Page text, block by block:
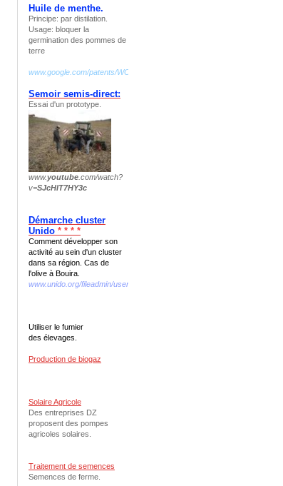
Huile de menthe.
Principe: par distilation.
Usage: bloquer la
germination des pommes de
terre
www.google.com/patents/WO2009068803A2?cl=fr
Semoir semis-direct:
Essai d'un prototype.
www.youtube .com/watch?
v=SJcHIT7HY3c
Démarche cluster
Unido * * * *
Comment développer son
activité au sein d'un cluster
dans sa région. Cas de
l'olive à Bouira.
www.unido.org/fileadmin/user...we.../interno_web_DEF.pdf
Utiliser le fumier
des élevages.
Production de biogaz
Solaire Agricole
Des entreprises DZ
proposent des pompes
agricoles solaires.
Traitement de semences
Semences de ferme.